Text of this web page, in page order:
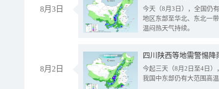
8月3日
今天（8月3日），全国仍
地区东部至华北、东北一
温闷热天气持续。
8月2日
今起三天（8月2日至4日
我国中东部仍有大范围高